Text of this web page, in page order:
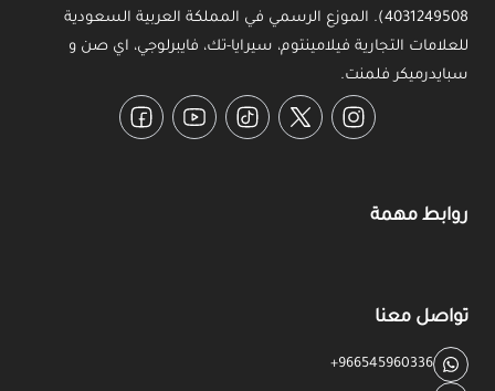
4031249508). الموزع الرسمي في المملكة العربية السعودية
للعلامات التجارية فيلامينتوم، سيرايا-تك، فايبرلوجي، اي صن و
سبايدرميكر فلمنت.
Instagram
Twitter
TikTok
YouTube
Facebook
روابط مهمة
تواصل معنا
+966545960336